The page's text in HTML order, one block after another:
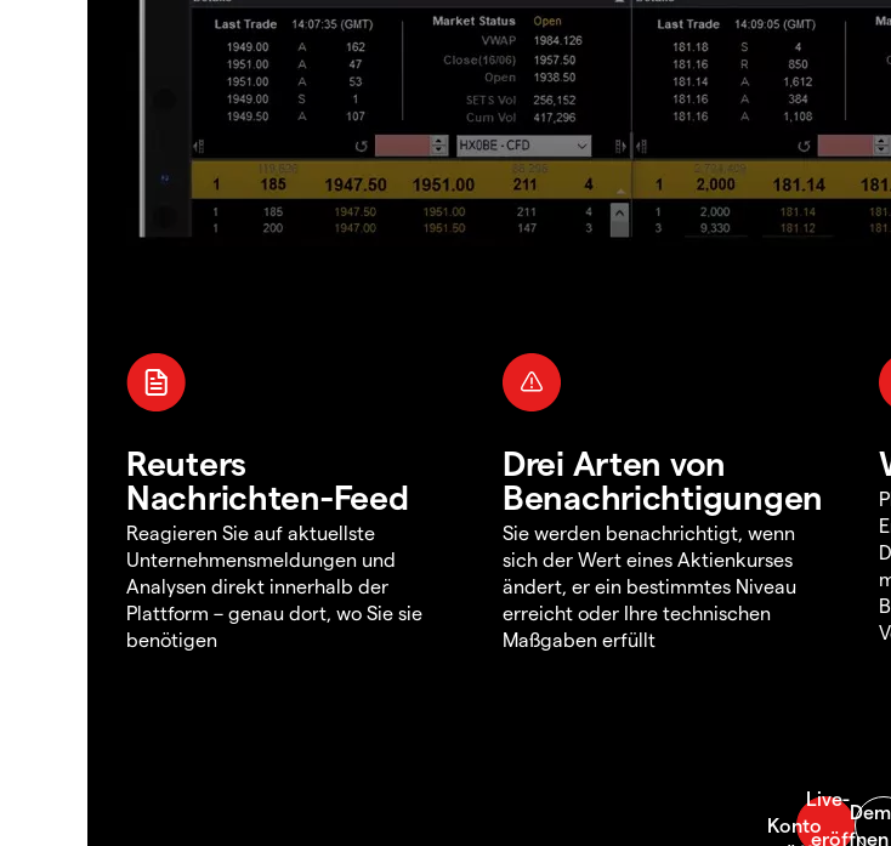
Reuters
Nachrichten-Feed
Reagieren Sie auf aktuellste
Unternehmensmeldungen und
Analysen direkt innerhalb der
Plattform – genau dort, wo Sie sie
benötigen
Drei Arten von
Benachrichtigungen
Sie werden benachrichtigt, wenn
sich der Wert eines Aktienkurses
ändert, er ein bestimmtes Niveau
erreicht oder Ihre technischen
Maßgaben erfüllt